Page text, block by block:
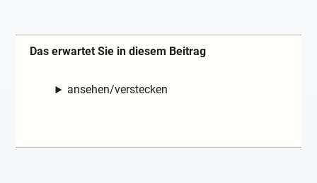
Das erwartet Sie in diesem Beitrag
ansehen/verstecken